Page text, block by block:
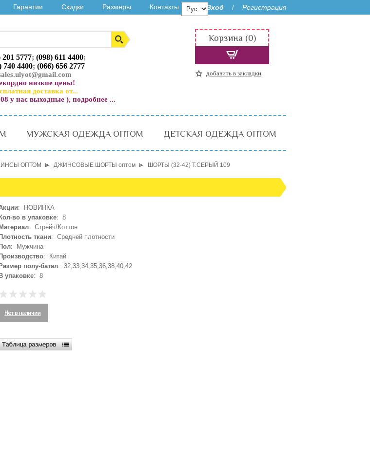
Гарантии Скидки Размеры Контакты Вход / Регистрация
201 5777; (098) 611 4400;
740 4400; (066) 656 2777
низкие цены!
доставка от...
у нас выходные ), подробнее ...
Корзина (0)
добавить в закладки
МУЖСКАЯ ОДЕЖДА ОПТОМ ДЕТСКАЯ ОДЕЖДА ОПТОМ
ОПТОМ ДЖИНСОВЫЕ ШОРТЫ оптом ШОРТЫ (32-42) Т.СЕРЫЙ 109
: НОВИНКА
Кол-во в упаковке: 8
Материал: Стрейч/Коттон
Плотность ткани: Средней плотности
Пол: Мужчина
Производство: Китай
Размер полу-батал: 32,33,34,35,36,38,40,42
В упаковке: 8